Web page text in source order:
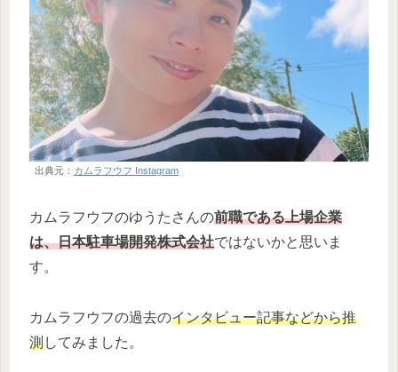
出典元： カムラフウフ Instagram
カムラフウフのゆうたさんの前職である上場企業
は、日本駐車場開発株式会社ではないかと思いま
す。
カムラフウフの過去のインタビュー記事などから推
測してみました。